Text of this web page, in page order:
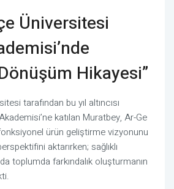
Üniversitesi
Hikayesi”
tarafından bu yıl altıncısı
katılan Muratbey, Ar-Ge
fonksiyonel ürün geliştirme vizyonunu
aktarırken; sağlıklı
toplumda farkındalık oluşturmanın